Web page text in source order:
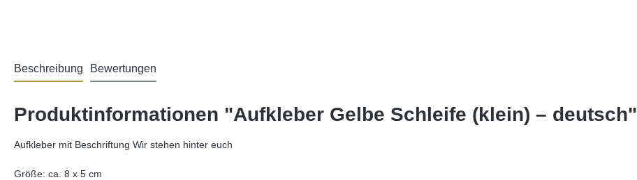
Beschreibung Bewertungen
Produktinformationen "Aufkleber Gelbe Schleife (klein) – deutsch"
Aufkleber mit Beschriftung Wir stehen hinter euch
Größe: ca. 8 x 5 cm